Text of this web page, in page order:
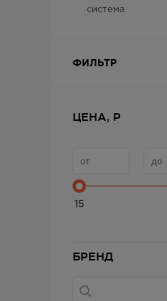
система
ФИЛЬТР
ЦЕНА, Р
15
БРЕНД